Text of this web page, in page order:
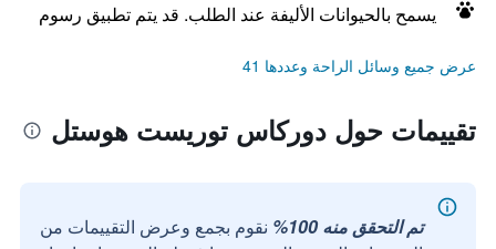
يسمح بالحيوانات الأليفة عند الطلب. قد يتم تطبيق رسوم
عرض جميع وسائل الراحة وعددها 41
تقييمات حول دوركاس توريست هوستل
تم التحقق منه 100%
نقوم بجمع وعرض التقييمات من